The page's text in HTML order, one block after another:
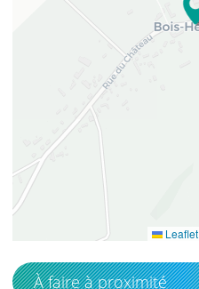
49.563788
1.40758
Leaflet
À faire à proximité